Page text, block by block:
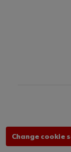
Change cookie